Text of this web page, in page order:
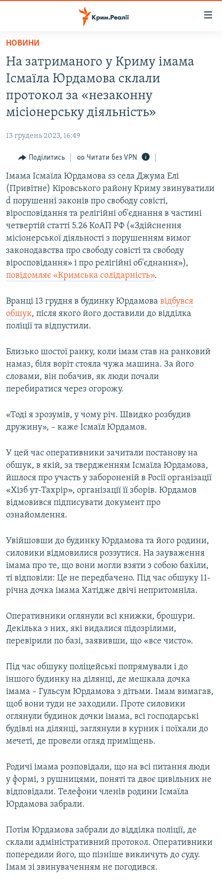
Перейти
основного
матеріалу
до
основної
Перейти
пошуку
ВОДА.КРИМ
ВІДЕО ТА ФОТО
ПОЛІТИКА
ПОГЛЯД
ІНТЕРВ'Ю
ВСЕ ЗА ДЕНЬ
СПЕЦПРОЕКТИ
ДЕПОРТАЦІЯ
ВІДЕОУРОКИ «ELIFBE»
СВІДЧЕННЯ ОКУПАЦІЇ
УКРАЇНСЬКА ПРОБЛЕМА КРИМУ
ЯК ОБІЙТИ БЛОКУВАННЯ
Русский
Qırımtatar
Усі сайти RFE/RL
НОВИНИ
На затриманого у Криму імама
Ісмаїла Юрдамова склали
протокол за «незаконну
місіонерську діяльність»
13 грудень 2023, 16:49
Поділитись Читати без VPN
Імама Ісмаїла Юрдамова sз села Джума Елі
(Привітне) Кіровського району Криму звинуватили
d порушенні законів про свободу совісті,
віросповідання та релігійні об'єднання в частині
четвертій статті 5.26 КоАП РФ («Здійснення
місіонерської діяльності з порушенням вимог
законодавства про свободу совісті та свободу
віросповідання» і про релігійні об'єднання»),
повідомляє «Кримська солідарність».
Вранці 13 грудня в будинку Юрдамова відбувся
обшук, після якого його доставили до відділка
поліції та відпустили.
Близько шостої ранку, коли імам став на ранковий
намаз, біля воріт стояла чужа машина. За його
словами, він побачив, як люди почали
перебиратися через огорожу.
«Тоді я зрозумів, у чому річ. Швидко розбудив
дружину», – каже Ісмаїл Юрдамов.
У цей час оперативники зачитали постанову на
обшук, в якій, за твердженням Ісмаїла Юрдамова,
йшлося про участь у забороненій в Росії організації
«Хізб ут-Тахрір», організації її зборів. Юрдамов
відмовився підписувати документ про
ознайомлення.
Увійшовши до будинку Юрдамова та його родини,
силовики відмовилися роззутися. На зауваження
імама про те, що вони могли взяти з собою бахіли,
ті відповіли: Це не передбачено. Під час обшуку 11-
річна дочка імама Хатідже двічі непритомніла.
Оперативники оглянули всі книжки, брошури.
Декілька з них, які видалися підозрілими,
перевірили по базі, заявивши, що «все чисто».
Під час обшуку поліцейські попрямували і до
іншого будинку на ділянці, де мешкала дочка
імама – Гульсум Юрдамова з дітьми. Імам вимагав,
щоб вони туди не заходили. Проте силовики
оглянули будинок дочки імама, всі господарські
будівлі на ділянці, заглянули в курник і поїхали до
мечеті, де провели огляд приміщень.
Родичі імама розповідали, що на всі питання люди
у формі, з рушницями, поняті та двоє цивільних не
відповідали. Телефони членів родини Ісмаїла
Юрдамова забрали.
Потім Юрдамова забрали до відділка поліції, де
склали адміністративний протокол. Оперативники
попередили його, що пізніше викличуть до суду.
Імам зі звинуваченням не погодився.